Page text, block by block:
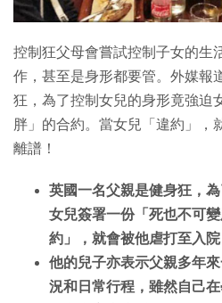
控制狂父母會嘗試控制子女的生
作，甚至是身形都要管。外媒報
狂，為了控制女兒的身形竟強迫
胖」的合約。當女兒「違約」，
離譜！
英國一名父親是健身狂，
女兒簽署一份「死也不可
約」，就會被他虐打至入院
他的兒子亦表示父親多年
況和日常行程，雖然自己